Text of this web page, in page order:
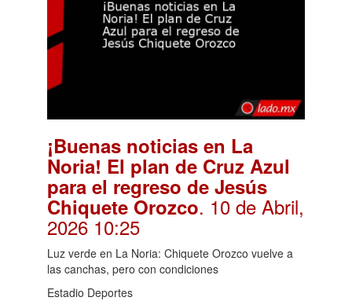
¡Buenas noticias en La
Noria! El plan de Cruz Azul
para el regreso de Jesús
Chiquete Orozco. 10 de Abril,
2026 10:25
Luz verde en La Noria: Chiquete Orozco vuelve a
las canchas, pero con condiciones
Estadio Deportes